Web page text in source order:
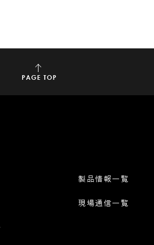
製品情報一覧
現場通信一覧